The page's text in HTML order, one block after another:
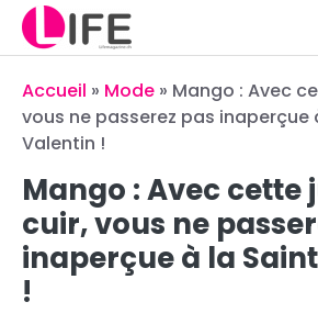
Aller
contenu
Accueil » Mode » Mango : Avec
vous ne passerez pas inaperçue
Valentin !
Mango : Avec cette
cuir, vous ne
inaperçue à la
!